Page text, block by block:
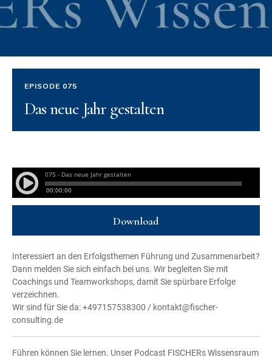
EPISODE 075
Das neue Jahr gestalten
Download
Interessiert an den Erfolgsthemen Führung und Zusammenarbeit?
Dann melden Sie sich einfach bei uns. Wir begleiten Sie mit
Coachings und Teamworkshops, damit Sie spürbare Erfolge
verzeichnen.
Wir sind für Sie da: +497157538300 / kontakt@fischer-
consulting.de
Führen können Sie lernen. Unser Podcast FISCHERs Wissensraum